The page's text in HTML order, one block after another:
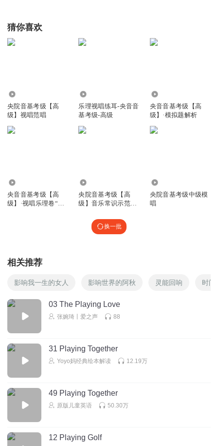
猜你喜欢
央院音基考级【高
级】视唱范唱
乐理视唱练耳-央音音
基考级-高级
央音音基考级【高
级】·模拟题解析
央音音基考级【高
级】·视唱乐理卷“真
央院音基考级【高
级】音乐常识示范曲
央院音基考级中级模
唱
换一批
相关推荐
影响我一生的女人 影响世界的阿秋 灵能回响 时间
03 The Playing Love
张婉琦丨爱之声 88
31 Playing Together
Yoyo妈经典绘本解读 12.19万
49 Playing Together
原版儿童英语 50.30万
12 Playing Golf